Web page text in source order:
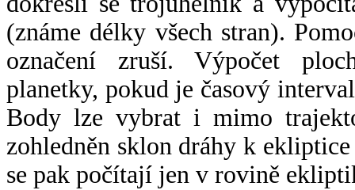
(známe délky všech stran).
označení zruší. Výpočet
planetky, pokud je časový
Body lze vybrat i mimo
zohledněn sklon dráhy k
se pak počítají jen v rovině